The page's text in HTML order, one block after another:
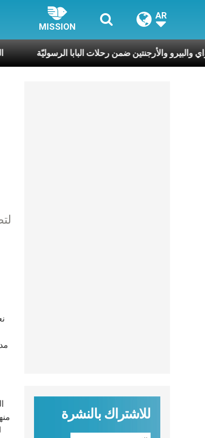
MISSION
AR
أوروغواي والبيرو والأرجنتين ضمن رحلات البابا
للاشتراك بالنشرة